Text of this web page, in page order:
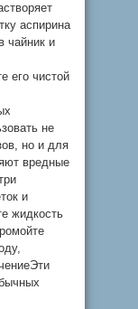
аспирина
чайник и
его чистой
не
но и для
вредные
и
жидкость